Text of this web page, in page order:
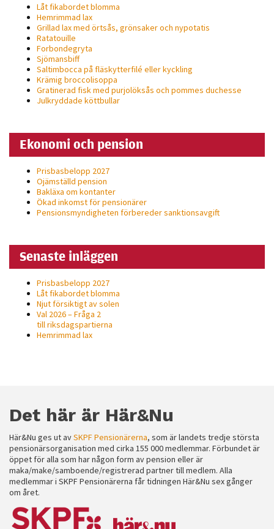
Låt fikabordet blomma
Hemrimmad lax
Grillad lax med örtsås, grönsaker och nypotatis
Ratatouille
Forbondegryta
Sjömansbiff
Saltimbocca på fläsk­ytterfilé eller kyckling
Krämig broccolisoppa
Gratinerad fisk med purjolöksås och pommes duchesse
Julkryddade köttbullar
Ekonomi och pension
Prisbasbelopp 2027
Ojämställd pension
Bakläxa om kontanter
Ökad inkomst för pensionärer
Pensionsmyndigheten förbereder sanktionsavgift
Senaste inläggen
Prisbasbelopp 2027
Låt fikabordet blomma
Njut försiktigt av solen
Val 2026 – Fråga 2
till riksdagspartierna
Hemrimmad lax
Det här är Här&Nu
Här&Nu ges ut avSKPF Pensionärerna, som är landets tredje största
pensionärsorganisation med cirka 155 000 medlemmar. Förbundet är
öppet för alla som har någon form av pension eller är
maka/make/samboende/registrerad partner till medlem. Alla
medlemmar i SKPF Pensionärerna får tidningen Här&Nu sex gånger
om året.